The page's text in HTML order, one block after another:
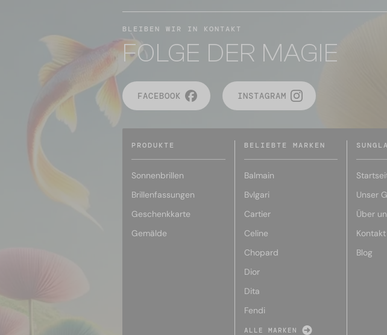
BLEIBEN WIR IN KONTAKT
FOLGE DER MAGIE
FACEBOOK INSTAGRAM
PRODUKTE
Sonnenbrillen
Brillenfassungen
Geschenkkarte
Gemälde
BELIEBTE MARKEN
Balmain
Bvlgari
Cartier
Celine
Chopard
Dior
Dita
Fendi
ALLE MARKEN
Unser
Über
Kontakt
Blog